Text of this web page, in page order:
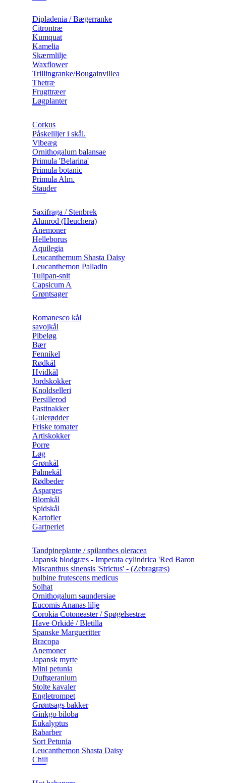
Dipladenia / Bægerranke
​Citrontræ
Kumquat
​Kamelia
Skærmlilje
Waxflower
​Trillingranke/Bougainvillea
Thetræ
Frugttræer
Løgplanter
Corkus
Påskeliljer i skål.
Vibeæg
Ornithogalum balansae
Primula 'Belarina'
Primula botanic
Primula Alm.
Stauder
Saxifraga / Stenbrek
Alunrod (Heuchera)
Anemoner
Helleborus
Aquilegia
Leucanthemum Shasta Daisy
Leucanthemon Palladin
Tulipan-snit
Capsicum A
Grøntsager
Romanesco kål
savojkål
Pibeløg
Bær
Fennikel
Rødkål
Hvidkål
Jordskokker
Knoldselleri
Persillerod
Pastinakker
Gulerødder
Friske tomater
Artiskokker
Porre
Løg
Grønkål
Palmekål
Rødbeder
Asparges
Blomkål
Spidskål
Kartofler
Gartneriet
Tandpineplante / spilanthes oleracea
Japansk blodgræs - Imperata cylindrica 'Red Baron
Miscanthus sinensis 'Strictus' - (Zebragræs)
bulbine frutescens medicus
Solhat
Ornithogalum saundersiae
Eucomis Ananas lilje
Corokia Cotoneaster / Spøgelsestræ
Have Orkidé / Bletilla
Spanske Margueritter
Bracopa
Anemoner
Japansk myrte
Mini petunia
Duftgeranium
Stolte kavaler
Engletrompet
Grøntsags bakker
Ginkgo biloba
Eukalyptus
Rabarber
Sort Petunia
Leucanthemon Shasta Daisy
Chili